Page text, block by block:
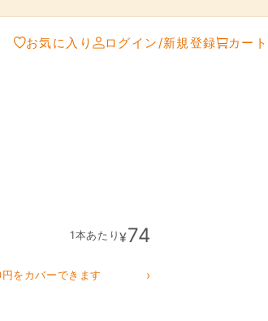
お気に入り ログイン/新規登録 カート
1本あたり¥74
をカバーできます
›